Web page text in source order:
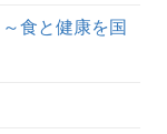
食と健康を国